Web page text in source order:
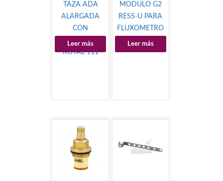
TAZA ADA
ALARGADA
CON
FLUXOMETRO
ROYAL 111
Leer más
MODULO G2
RESS-U PARA
FLUXOMETRO
Leer más